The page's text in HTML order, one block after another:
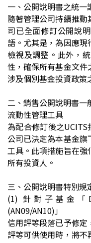
一、公開說明書之統一
隨著管理公司持續推
司已全面修訂公開說
語。尤其是，為因應
檢視及調整。此外，
性，確保所有基金文
涉及個別基金投資政策
二、銷售公開說明書一
流動性管理工具
為配合修訂後之
公司已決定為本基金
工具。此項措施旨在
所有投資人。
三、公開說明書特別規
(1) 針對子基金「
(AN09/AN10)」
信用評等段落已予修
評等可供使用時，將